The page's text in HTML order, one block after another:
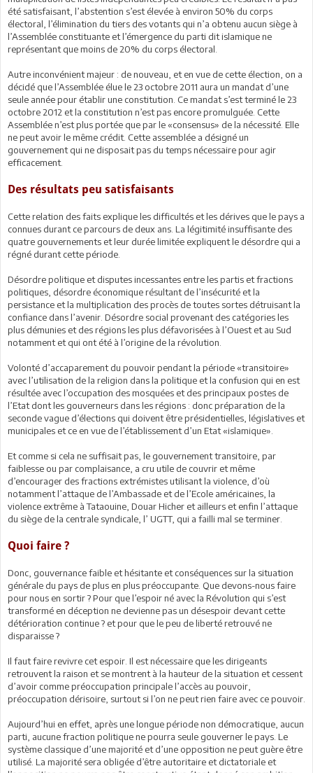
été satisfaisant, l’abstention s’est élevée à environ 50% du corps
électoral, l’élimination du tiers des votants qui n’a obtenu aucun siège à
l’Assemblée constituante et l’émergence du parti dit islamique ne
représentant que moins de 20% du corps électoral.
Autre inconvénient majeur : de nouveau, et en vue de cette élection, on a
décidé que l’Assemblée élue le 23 octobre 2011 aura un mandat d’une
seule année pour établir une constitution. Ce mandat s’est terminé le 23
octobre 2012 et la constitution n’est pas encore promulguée. Cette
Assemblée n’est plus portée que par le «consensus» de la nécessité. Elle
ne peut avoir le même crédit. Cette assemblée a désigné un
gouvernement qui ne disposait pas du temps nécessaire pour agir
efficacement.
Des résultats peu satisfaisants
Cette relation des faits explique les difficultés et les dérives que le pays a
connues durant ce parcours de deux ans. La légitimité insuffisante des
quatre gouvernements et leur durée limitée expliquent le désordre qui a
régné durant cette période.
Désordre politique et disputes incessantes entre les partis et fractions
politiques, désordre économique résultant de l’insécurité et la
persistance et la multiplication des procès de toutes sortes détruisant la
confiance dans l’avenir. Désordre social provenant des catégories les
plus démunies et des régions les plus défavorisées à l’Ouest et au Sud
notamment et qui ont été à l’origine de la révolution.
Volonté d’accaparement du pouvoir pendant la période «transitoire»
avec l’utilisation de la religion dans la politique et la confusion qui en est
résultée avec l’occupation des mosquées et des principaux postes de
l’Etat dont les gouverneurs dans les régions : donc préparation de la
seconde vague d’élections qui doivent être présidentielles, législatives et
municipales et ce en vue de l’établissement d’un Etat «islamique».
Et comme si cela ne suffisait pas, le gouvernement transitoire, par
faiblesse ou par complaisance, a cru utile de couvrir et même
d’encourager des fractions extrémistes utilisant la violence, d’où
notamment l’attaque de l’Ambassade et de l’Ecole américaines, la
violence extrême à Tataouine, Douar Hicher et ailleurs et enfin l’attaque
du siège de la centrale syndicale, l’ UGTT, qui a failli mal se terminer.
Quoi faire ?
Donc, gouvernance faible et hésitante et conséquences sur la situation
générale du pays de plus en plus préoccupante. Que devons-nous faire
pour nous en sortir ? Pour que l’espoir né avec la Révolution qui s’est
transformé en déception ne devienne pas un désespoir devant cette
détérioration continue ? et pour que le peu de liberté retrouvé ne
disparaisse ?
Il faut faire revivre cet espoir. Il est nécessaire que les dirigeants
retrouvent la raison et se montrent à la hauteur de la situation et cessent
d’avoir comme préoccupation principale l’accès au pouvoir,
préoccupation dérisoire, surtout si l’on ne peut rien faire avec ce pouvoir.
Aujourd’hui en effet, après une longue période non démocratique, aucun
parti, aucune fraction politique ne pourra seule gouverner le pays. Le
système classique d’une majorité et d’une opposition ne peut guère être
utilisé. La majorité sera obligée d’être autoritaire et dictatoriale et